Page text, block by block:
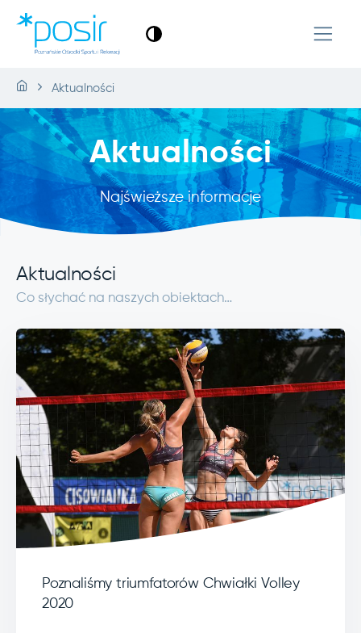
Aktualności
Aktualności
Najświeższe informacje
Aktualności
Co słychać na naszych obiektach…
Poznaliśmy triumfatorów Chwiałki Volley
2020